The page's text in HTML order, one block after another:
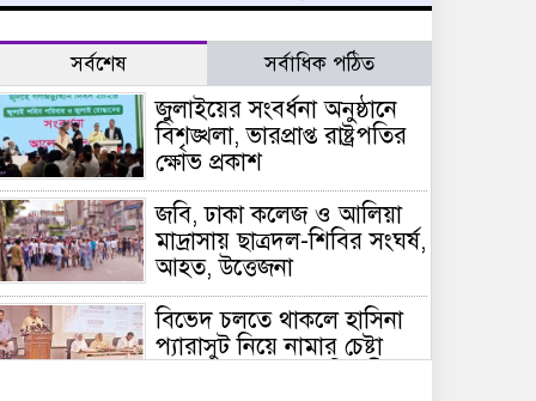
সর্বশেষ সর্বাধিক পঠিত
জুলাইয়ের সংবর্ধনা অনুষ্ঠানে
বিশৃঙ্খলা, ভারপ্রাপ্ত রাষ্ট্রপতির
ক্ষোভ প্রকাশ
জবি, ঢাকা কলেজ ও আলিয়া
মাদ্রাসায় ছাত্রদল-শিবির সংঘর্ষ,
আহত, উত্তেজনা
বিভেদ চলতে থাকলে হাসিনা
প্যারাসুট নিয়ে নামার চেষ্টা